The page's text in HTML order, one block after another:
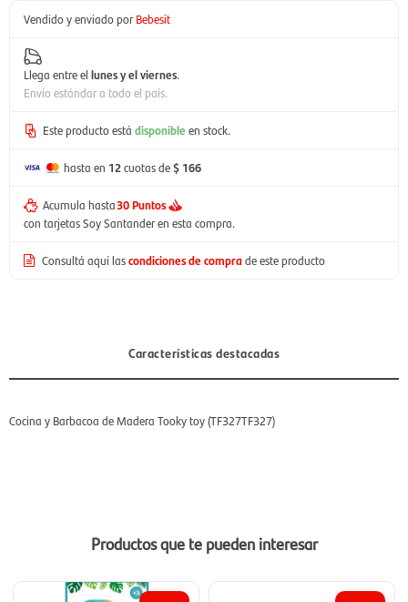
Vendido y enviado por Bebesit
Llega entre el lunes y el viernes.
Envío estándar a todo el país.
Este producto está disponible en stock.
hasta en 12cuotas de$ 166
Acumula hasta30 Puntos
con tarjetas Soy Santander en esta compra.
Consultá aquí lascondiciones de comprade este producto
Características destacadas
Cocina y Barbacoa de Madera Tooky toy (TF327TF327)
Productos que te pueden interesar